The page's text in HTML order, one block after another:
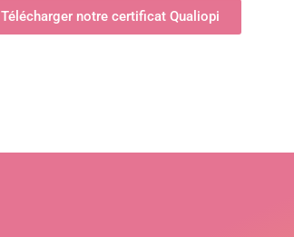
Télécharger notre certificat Qualiopi